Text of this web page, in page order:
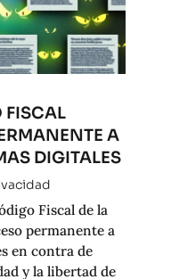
FISCAL
A
DIGITALES
Fiscal de la
permanente a
en contra de
y la libertad de